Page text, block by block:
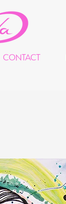
CONTACT